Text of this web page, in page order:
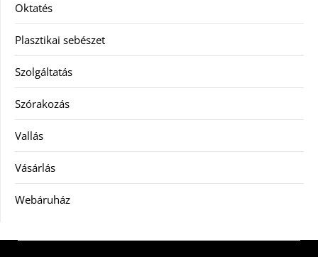
Oktatés
Plasztikai sebészet
Szolgáltatás
Szórakozás
Vallás
Vásárlás
Webáruház